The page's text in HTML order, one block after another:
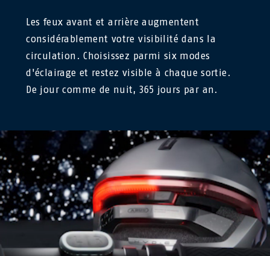
Les feux avant et arrière augmentent
considérablement votre visibilité dans la
circulation. Choisissez parmi six modes
d'éclairage et restez visible à chaque sortie.
De jour comme de nuit, 365 jours par an.